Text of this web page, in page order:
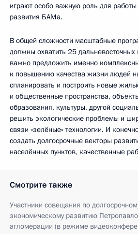
играют особо важную роль для
развития БАМа.
В общей сложности масштабные
должны охватить 25
важно предложить именно
к повышению качества жизни людей
спланировать и построить новые
и общественные пространства,
образования, культуры, другой
решить экологические проблемы и
связи «зелёные» технологии. И
создать долгосрочные векторы
населённых пунктов, качественные
Смотрите также
Участники совещания по
экономическому развитию
агломерации (в режиме